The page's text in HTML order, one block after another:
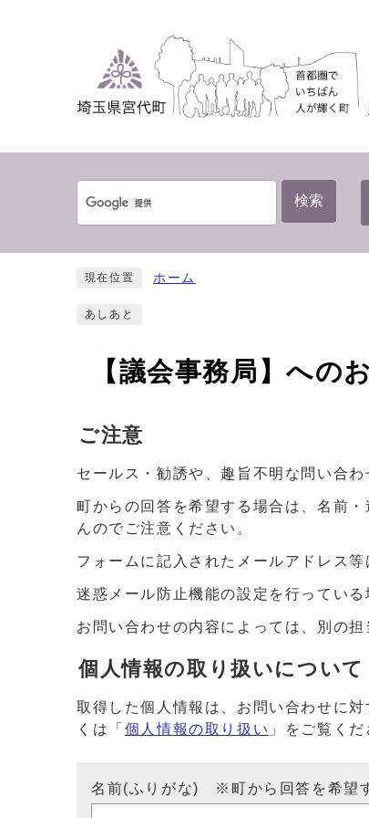
検索
現在位置 ホーム
あしあと
【議会事務局】への
ご注意
セールス・勧誘や、趣旨不明な問い合
町からの回答を希望する場合は、名前
んのでご注意ください。
フォームに記入されたメールアドレス
迷惑メール防止機能の設定を行ってい
お問い合わせの内容によっては、別の
個人情報の取り扱いについて
取得した個人情報は、お問い合わせに
くは「 個人情報の取り扱い 」をご覧くだ
名前(ふりがな) ※町から回答を希望